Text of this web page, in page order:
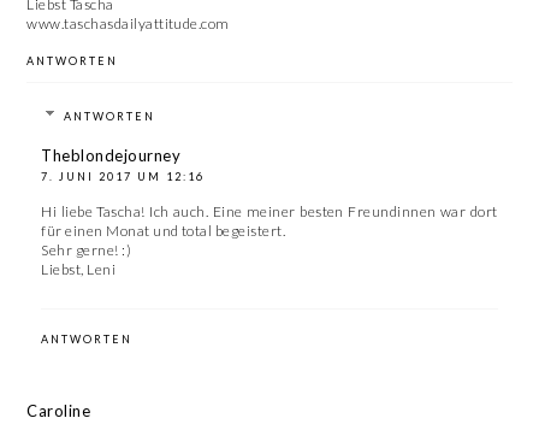
Liebst Tascha
www.taschasdailyattitude.com
ANTWORTEN
ANTWORTEN
Theblondejourney
7. JUNI 2017 UM 12:16
Hi liebe Tascha! Ich auch. Eine meiner besten Freundinnen war dort
für einen Monat und total begeistert.
Sehr gerne! :)
Liebst, Leni
ANTWORTEN
Caroline